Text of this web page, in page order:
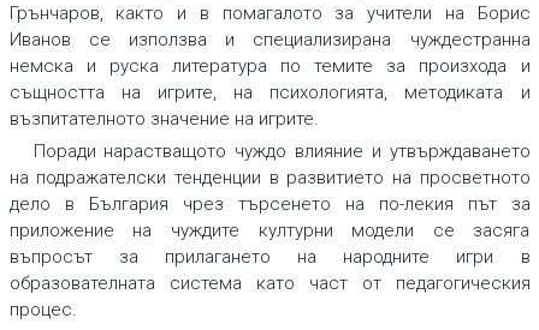
Грънчаров, както и в помагалото за учители на Борис
Иванов се използва и специализирана чуждестранна
немска и руска литература по темите за произхода и
същността на игрите, на психологията, методиката и
възпитателното значение на игрите.
Поради нарастващото чуждо влияние и утвърждаването
на подражателски тенденции в развитието на просветното
дело в България чрез търсенето на по-лекия път за
приложение на чуждите културни модели се засяга
въпросът за прилагането на народните игри в
образователната система като част от педагогическия
процес.